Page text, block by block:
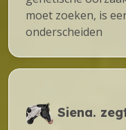
moet zoeken, is
onderscheiden
Siena.